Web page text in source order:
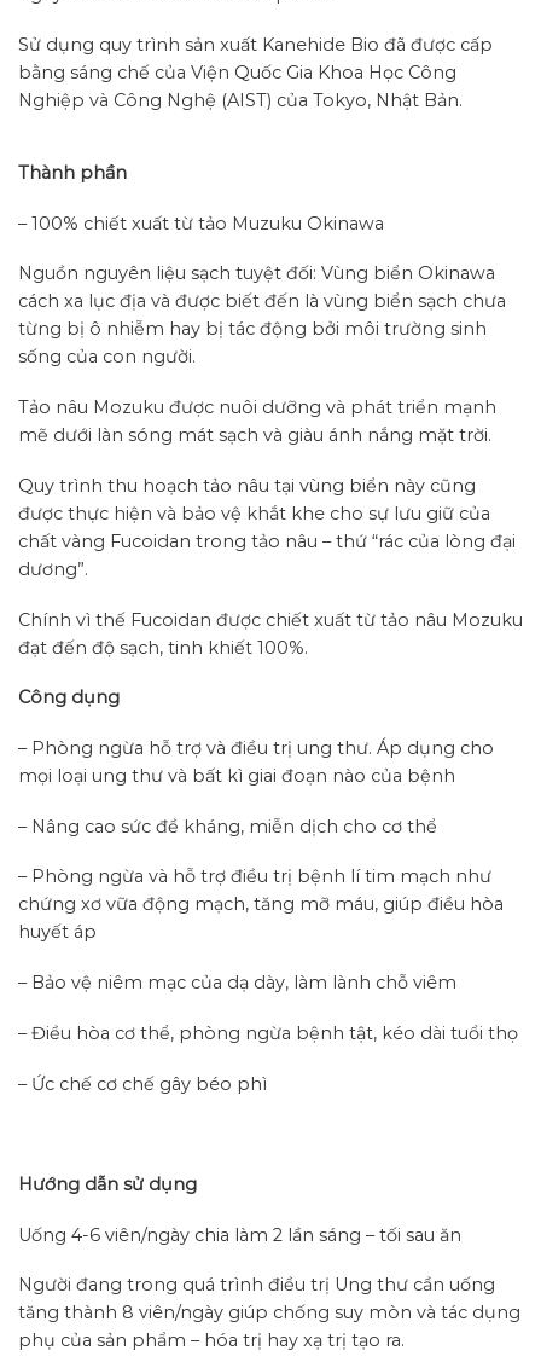
Sử dụng quy trình sản xuất Kanehide Bio đã được cấp
bằng sáng chế của Viện Quốc Gia Khoa Học Công
Nghiệp và Công Nghệ (AIST) của Tokyo, Nhật Bản.
Thành phần
– 100% chiết xuất từ tảo Muzuku Okinawa
Nguồn nguyên liệu sạch tuyệt đối: Vùng biển Okinawa
cách xa lục địa và được biết đến là vùng biển sạch chưa
từng bị ô nhiễm hay bị tác động bởi môi trường sinh
sống của con người.
Tảo nâu Mozuku được nuôi dưỡng và phát triển mạnh
mẽ dưới làn sóng mát sạch và giàu ánh nắng mặt trời.
Quy trình thu hoạch tảo nâu tại vùng biển này cũng
được thực hiện và bảo vệ khắt khe cho sự lưu giữ của
chất vàng Fucoidan trong tảo nâu – thứ “rác của lòng đại
dương”.
Chính vì thế Fucoidan được chiết xuất từ tảo nâu Mozuku
đạt đến độ sạch, tinh khiết 100%.
Công dụng
– Phòng ngừa hỗ trợ và điều trị ung thư. Áp dụng cho
mọi loại ung thư và bất kì giai đoạn nào của bệnh
– Nâng cao sức đề kháng, miễn dịch cho cơ thể
– Phòng ngừa và hỗ trợ điều trị bệnh lí tim mạch như
chứng xơ vữa động mạch, tăng mỡ máu, giúp điều hòa
huyết áp
– Bảo vệ niêm mạc của dạ dày, làm lành chỗ viêm
– Điều hòa cơ thể, phòng ngừa bệnh tật, kéo dài tuổi thọ
– Ức chế cơ chế gây béo phì
Hướng dẫn sử dụng
Uống 4-6 viên/ngày chia làm 2 lần sáng – tối sau ăn
Người đang trong quá trình điều trị Ung thư cần uống
tăng thành 8 viên/ngày giúp chống suy mòn và tác dụng
phụ của sản phẩm – hóa trị hay xạ trị tạo ra.